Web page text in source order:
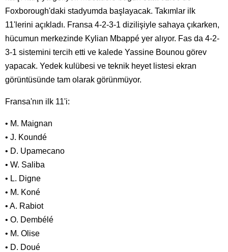
Foxborough'daki stadyumda başlayacak. Takımlar ilk
11'lerini açıkladı. Fransa 4-2-3-1 dizilişiyle sahaya çıkarken,
hücumun merkezinde Kylian Mbappé yer alıyor. Fas da 4-2-
3-1 sistemini tercih etti ve kalede Yassine Bounou görev
yapacak. Yedek kulübesi ve teknik heyet listesi ekran
görüntüsünde tam olarak görünmüyor.
Fransa'nın ilk 11'i:
• M. Maignan
• J. Koundé
• D. Upamecano
• W. Saliba
• L. Digne
• M. Koné
• A. Rabiot
• O. Dembélé
• M. Olise
• D. Doué